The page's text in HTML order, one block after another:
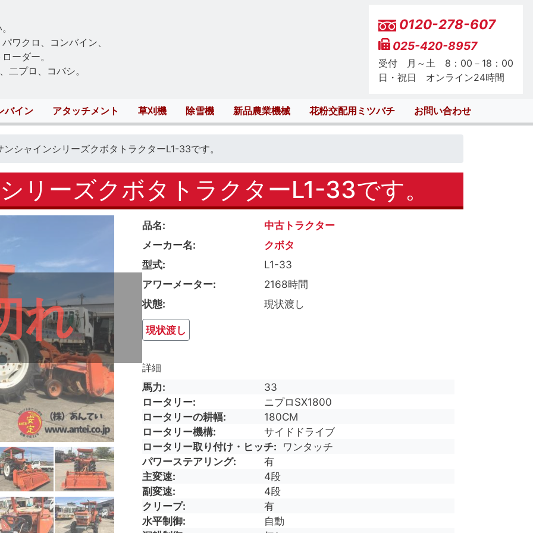
ワクロ、コンバイン、
ーダー。
二プロ、コバシ。
0120-278-607
025-420-8957
受付 月～土 8：00－18：00
日・祝日 オンライン24時間
バイン アタッチメント 草刈機 除雪機 新品農業機械 花粉交配用ミツバチ お問い合わせ
ンシャインシリーズクボタトラクターL1-33です。
リーズクボタトラクターL1-33です。
れ
品名
中古トラクター
メーカー名
クボタ
型式
L1-33
アワーメーター
2168時間
状態
現状渡し
現状渡し
詳細
馬力
33
ロータリー
ニプロSX1800
ロータリーの耕幅
180CM
ロータリー機構
サイドドライブ
ロータリー取り付け・ヒッチ
ワンタッチ
パワーステアリング
有
主変速
4段
副変速
4段
クリープ
有
水平制御
自動